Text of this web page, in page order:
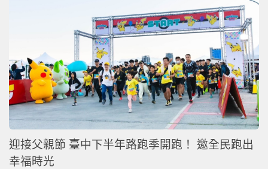
迎接父親節 臺中下半年路跑季開跑！ 邀全民跑出
幸福時光